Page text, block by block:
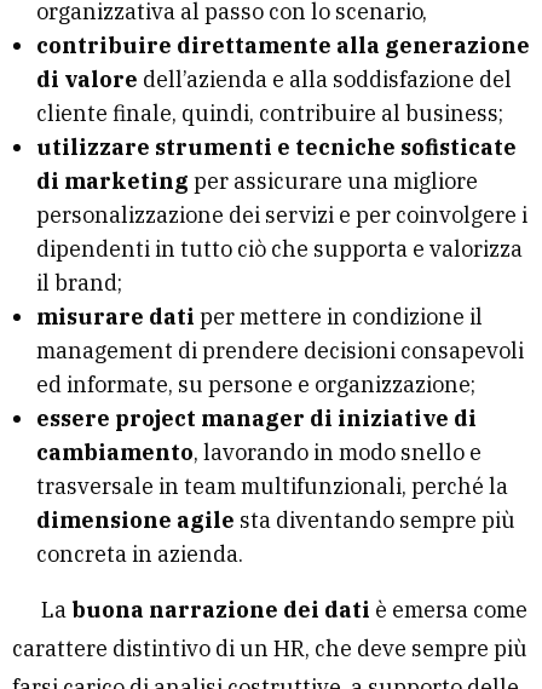
organizzativa al passo con lo scenario,
contribuire direttamente alla generazione
di valore dell’azienda e alla soddisfazione del
cliente finale, quindi, contribuire al business;
utilizzare strumenti e tecniche sofisticate
di marketing per assicurare una migliore
personalizzazione dei servizi e per coinvolgere i
dipendenti in tutto ciò che supporta e valorizza
il brand;
misurare dati per mettere in condizione il
management di prendere decisioni consapevoli
ed informate, su persone e organizzazione;
essere project manager di iniziative di
cambiamento, lavorando in modo snello e
trasversale in team multifunzionali, perché la
dimensione agile sta diventando sempre più
concreta in azienda.
La buona narrazione dei dati è emersa come
carattere distintivo di un HR, che deve sempre più